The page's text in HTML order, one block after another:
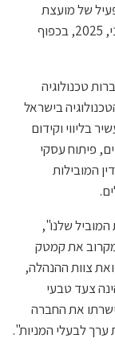
של מועצת
המנהלים של החברה. מינויו ייכנס לתוקף ב-1 ביוני, 2025, בכפוף
לחברות טכנולוגיה
בישראל
בליווי וקידום
פיתוח עסקי
המובילות
שלנו",
את קמטק
ואת צוות ההנהלה,
צעד טבעי
את החברה
ערך לבעלי המניות".